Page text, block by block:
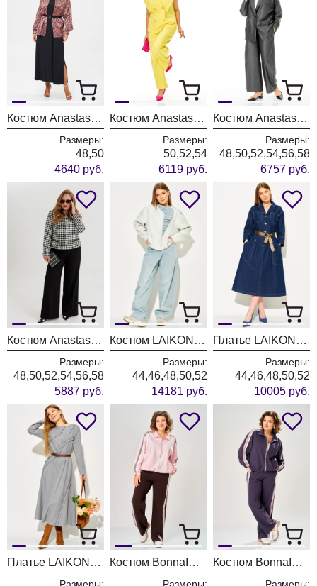
Костюм Anastasia 1400 черный+розовое золото
Размеры:
48,50
4640 руб.
Костюм Anastasia 1399 лимонный
Размеры:
50,52,54
6119 руб.
Костюм Anastasia 1397 графит
Размеры:
48,50,52,54,56,58
6757 руб.
Костюм Anastasia 1392 черно-белый
Размеры:
48,50,52,54,56,58
5887 руб.
Костюм LAIKONY L-874 голубой
Размеры:
44,46,48,50,52
14181 руб.
Платье LAIKONY L-494 темно- синий
Размеры:
44,46,48,50,52
10005 руб.
Платье LAIKONY L-194 серый Костюм BonnaImage 1066/2 розовый Костюм BonnaImage 1066/1 серо-фиолетовый